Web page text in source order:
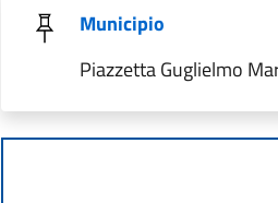
Municipio
Piazzetta Guglielmo